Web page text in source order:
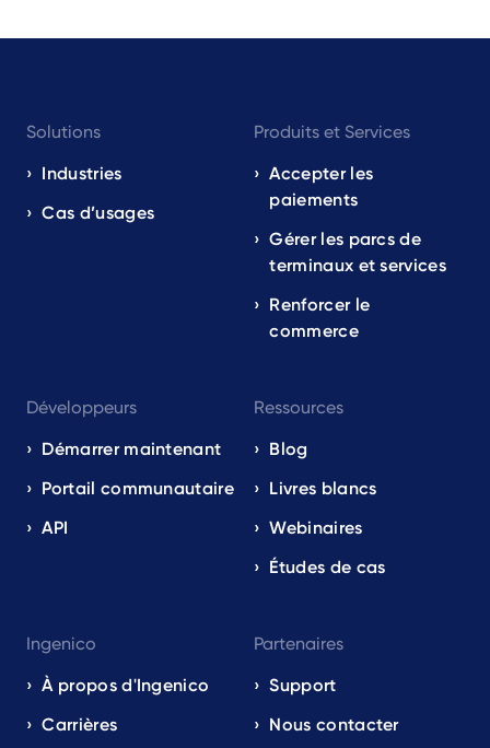
navigation
EN
Solutions
Industries
Cas d’usages
Produits et Services
Accepter les
paiements
Gérer les parcs de
terminaux et services
Renforcer le
commerce
Développeurs
Démarrer maintenant
Portail communautaire
API
Ressources
Blog
Livres blancs
Webinaires
Études de cas
Ingenico
À propos d'Ingenico
Carrières
Partenaires
Support
Nous contacter